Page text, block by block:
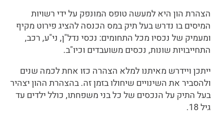
הצהרת הון היא למעשה טופס המונפק על ידי רשויות
המיסים בו נדרש בעל תיק במס הכנסה להציג פירוט מקיף
ומעמיק של נכסיו מכל התחומים: נכסי נדל"ן, ני"ע, רכב,
התחייבויות שונות, נכסים משועבדים וכיו"ב.
ייתכן ויידרש מאיתנו למלא הצהרה כזו אחת לכמה שנים
ולהסביר את השינויים שיחולו בזמן זה. בהצהרת ההון יצהיר
בעל התיק על הנכסים של כל בני משפחתו, כולל ילדים עד
גיל 18.